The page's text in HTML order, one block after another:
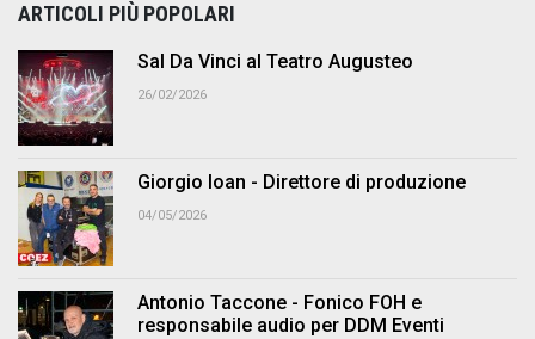
ARTICOLI PIÙ POPOLARI
Sal Da Vinci al Teatro Augusteo
26/02/2026
Giorgio Ioan - Direttore di produzione
04/05/2026
Antonio Taccone - Fonico FOH e
responsabile audio per DDM Eventi